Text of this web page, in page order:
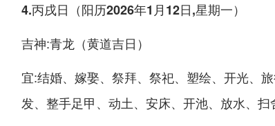
4.丙戌日（阳历2026年1月12日,星期一）
吉神:青龙（黄道吉日）
宜:结婚、嫁娶、祭拜、祭祀、塑绘、开光、
发、整手足甲、动土、安床、开池、放水、扫